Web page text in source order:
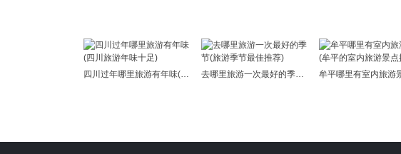
四川过年哪里旅游有年味(四川旅游年味十足) 去哪里旅游一次最好的季节(旅游季节最佳推荐)